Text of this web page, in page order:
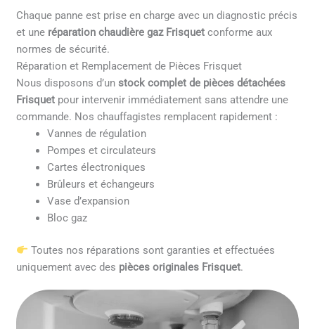
Chaque panne est prise en charge avec un diagnostic précis
et une réparation chaudière gaz Frisquet conforme aux
normes de sécurité.
Réparation et Remplacement de Pièces Frisquet
Nous disposons d’unstock complet de pièces détachées
Frisquet pour intervenir immédiatement sans attendre une
commande. Nos chauffagistes remplacent rapidement :
Vannes de régulation
Pompes et circulateurs
Cartes électroniques
Brûleurs et échangeurs
Vase d’expansion
Bloc gaz
Toutes nos réparations sont garanties et effectuées
uniquement avec des pièces originales Frisquet.